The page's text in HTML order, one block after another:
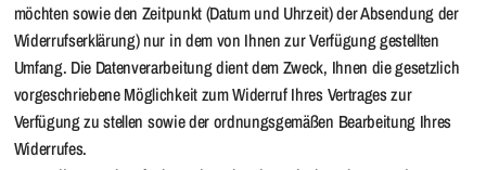
möchten sowie den Zeitpunkt (Datum und Uhrzeit) der Absendung der
Widerrufserklärung) nur in dem von Ihnen zur Verfügung gestellten
Umfang. Die Datenverarbeitung dient dem Zweck, Ihnen die gesetzlich
vorgeschriebene Möglichkeit zum Widerruf Ihres Vertrages zur
Verfügung zu stellen sowie der ordnungsgemäßen Bearbeitung Ihres
Widerrufes.